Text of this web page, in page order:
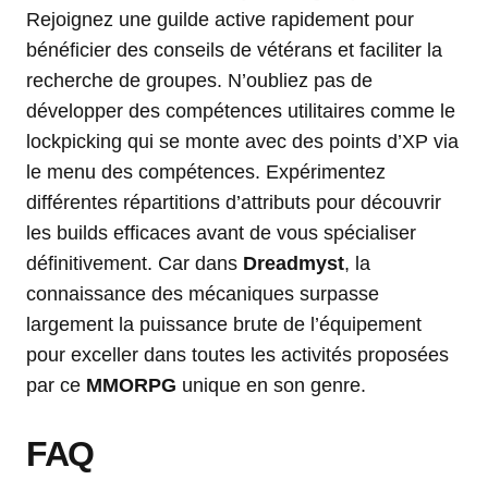
Rejoignez une guilde active rapidement pour
bénéficier des conseils de vétérans et faciliter la
recherche de groupes. N’oubliez pas de
développer des compétences utilitaires comme le
lockpicking qui se monte avec des points d’XP via
le menu des compétences. Expérimentez
différentes répartitions d’attributs pour découvrir
les builds efficaces avant de vous spécialiser
définitivement. Car dans Dreadmyst, la
connaissance des mécaniques surpasse
largement la puissance brute de l’équipement
pour exceller dans toutes les activités proposées
par ce MMORPG unique en son genre.
FAQ